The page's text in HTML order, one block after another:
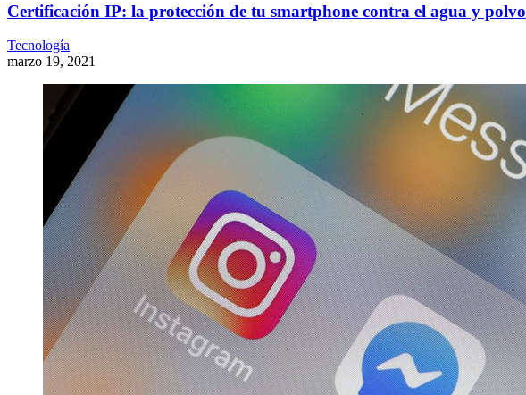
Certificación IP: la protección de tu smartphone contra el agua y polvo
Tecnología
marzo 19, 2021